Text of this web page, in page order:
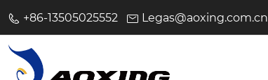
+86-13505025552 Legas@aoxing.com.cn